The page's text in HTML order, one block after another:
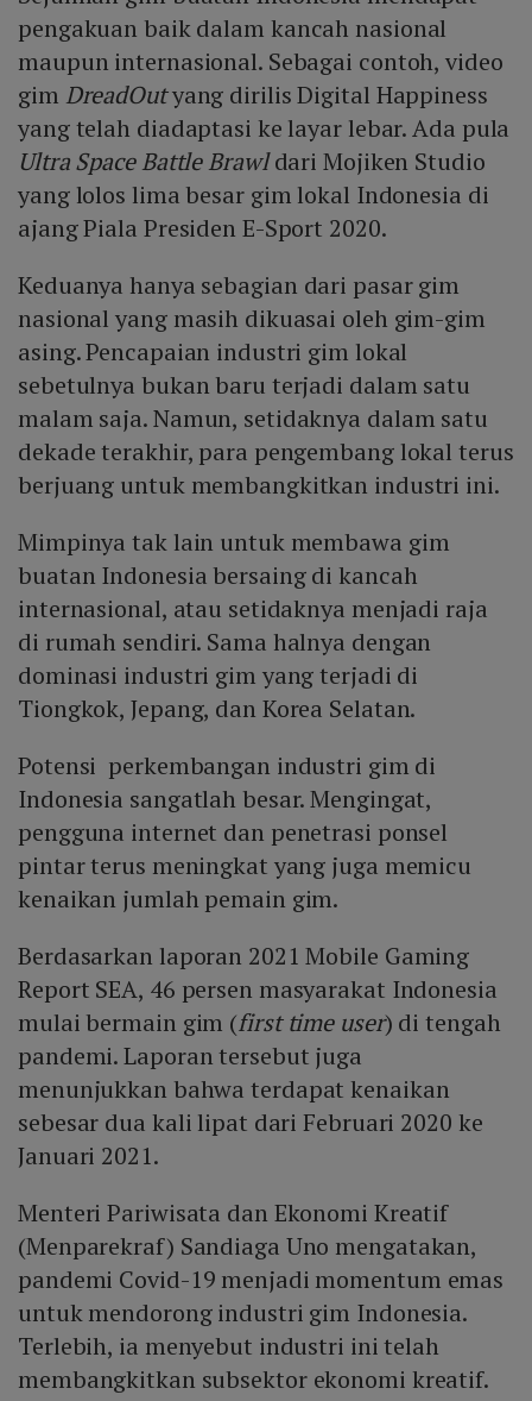
pengakuan baik dalam kancah nasional
maupun internasional. Sebagai contoh, video
gim DreadOutyang dirilis Digital Happiness
yang telah diadaptasi ke layar lebar. Ada pula
Ultra Space Battle Brawldari Mojiken Studio
yang lolos lima besar gim lokal Indonesia di
ajang Piala Presiden E-Sport 2020.
Keduanya hanya sebagian dari pasar gim
nasional yang masih dikuasai oleh gim-gim
asing. Pencapaian industri gim lokal
sebetulnya bukan baru terjadi dalam satu
malam saja. Namun, setidaknya dalam satu
dekade terakhir, para pengembang lokal terus
berjuang untuk membangkitkan industri ini.
Mimpinya tak lain untuk membawa gim
buatan Indonesia bersaing di kancah
internasional, atau setidaknya menjadi raja
di rumah sendiri. Sama halnya dengan
dominasi industri gim yang terjadi di
Tiongkok, Jepang, dan Korea Selatan.
Potensi perkembangan industri gim di
Indonesia sangatlah besar. Mengingat,
pengguna internet dan penetrasi ponsel
pintar terus meningkat yang juga memicu
kenaikan jumlah pemain gim.
Berdasarkan laporan 2021 Mobile Gaming
Report SEA, 46 persen masyarakat Indonesia
mulai bermain gim (first time user) di tengah
pandemi. Laporan tersebut juga
menunjukkan bahwa terdapat kenaikan
sebesar dua kali lipat dari Februari 2020 ke
Januari 2021.
Menteri Pariwisata dan Ekonomi Kreatif
(Menparekraf) Sandiaga Uno mengatakan,
pandemi Covid-19 menjadi momentum emas
untuk mendorong industri gim Indonesia.
Terlebih, ia menyebut industri ini telah
membangkitkan subsektor ekonomi kreatif.